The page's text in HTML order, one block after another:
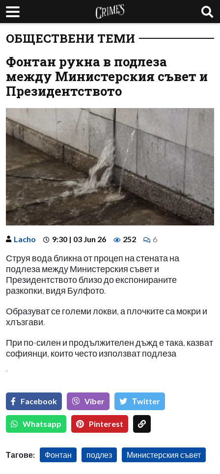
ОБЩЕСТВЕНИ ТЕМИ
Фонтан рукна в подлеза
между Министерския съвет и
Президентството
Lacho 9:30 | 03 Jun 26 252 6
Струя вода бликна от процеп на стената на
подлеза между Министерския съвет и
Президентството близо до експонираните
разкопки, видя Булфото.
Образуват се големи локви, а плочките са мокри и
хлъзгави.
При по-силен и продължителен дъжд е така, казват
софиянци, които често използват подлеза
`
Facebook Viber Тwitter
Whatsapp Pinterest
Тагове: Фонтан подлез Министерския съвет